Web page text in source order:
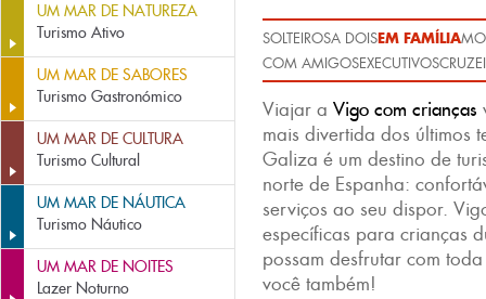
UM MAR DE NATUREZA
Turismo Ativo
UM MAR DE SABORES
Turismo Gastronómico
UM MAR DE CULTURA
Turismo Cultural
UM MAR DE NÁUTICA
Turismo Náutico
UM MAR DE NOITES
Lazer Noturno
SOLTEIROSA DOISEM FAMÍLIA
COM AMIGOSEXECUTIVOS
Viajar a Vigo com crianças
mais divertida dos últimos
Galiza é um destino de
norte de Espanha:
serviços ao seu dispor.
específicas para crianças
possam desfrutar com
você também!